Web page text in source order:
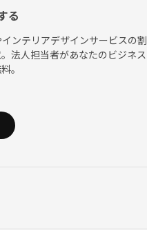
る
ンテリアデザインサービスの割
法人担当者があなたのビジネス
。